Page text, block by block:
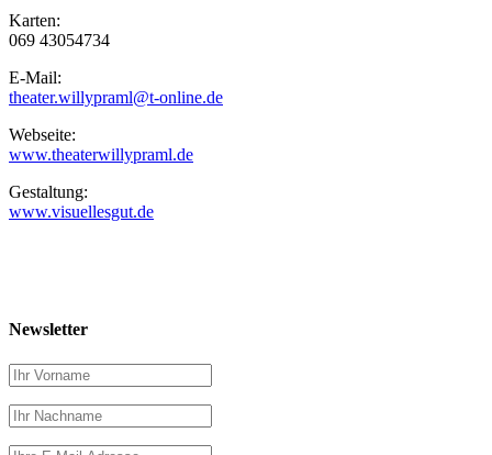
Karten:
069 43054734
E-Mail:
theater.willypraml@t-online.de
Webseite:
www.theaterwillypraml.de
Gestaltung:
www.visuellesgut.de
Newsletter